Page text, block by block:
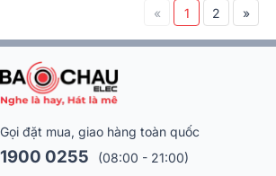
« 1 2 »
Gọi đặt mua, giao hàng toàn quốc
1900 0255
(08:00 - 21:00)